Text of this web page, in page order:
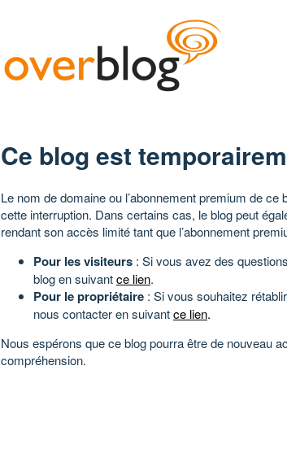
Ce blog est
Le nom de domaine ou l’abonnement premium de ce
cette interruption. Dans certains cas, le blog peut
rendant son accès limité tant que l’abonnement
Pour les visiteurs : Si vous avez des
blog en suivantce lien.
Pour le propriétaire : Si vous souhaitez
nous contacter en suivantce lien.
Nous espérons que ce blog pourra être de nouveau
compréhension.